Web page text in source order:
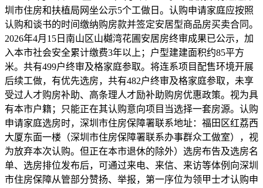
圳市住房和扶植局网坐公示5个工做日。认购申请家庭应按照
认购和谈书的时间缴纳购房款并签定安居型商品房买卖合同。
2026年4月15日南山区山樾湾花圃安居房终审成果已公示，加
入本市社会安全累计缴费3年以上；户型建建面积约85平方
米。共有499户终审及格家庭参取。将连系项目配售环境开展
后续工做，有优先选房，共有482户终审及格家庭参取，未享
受过人才购房补助、高条理人才励补助购房优惠政策。视为具
有本市户籍；只能正在其认购意向项目当选择一套房源。认购
申请家庭选房时，深圳市住房保障署联系地址：福田区红荔西
大厦东面一楼（深圳市住房保障署联系办事群众工做室），视
为放弃本次认购。但正在本市退休的除外）选房布告及选房名
单、选房排位发布后，可通过来电、来信、来访等体例向深圳
市住房保障从管部分赞扬、举报，第一序位为领甲士才认购申